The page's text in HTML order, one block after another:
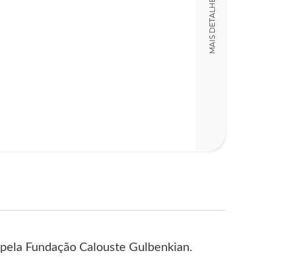
MAIS DETALHES
Fundação Calouste Gulbenkian.